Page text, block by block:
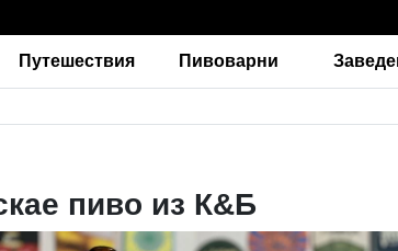
Путешествия Пивоварни
пиво из К&Б